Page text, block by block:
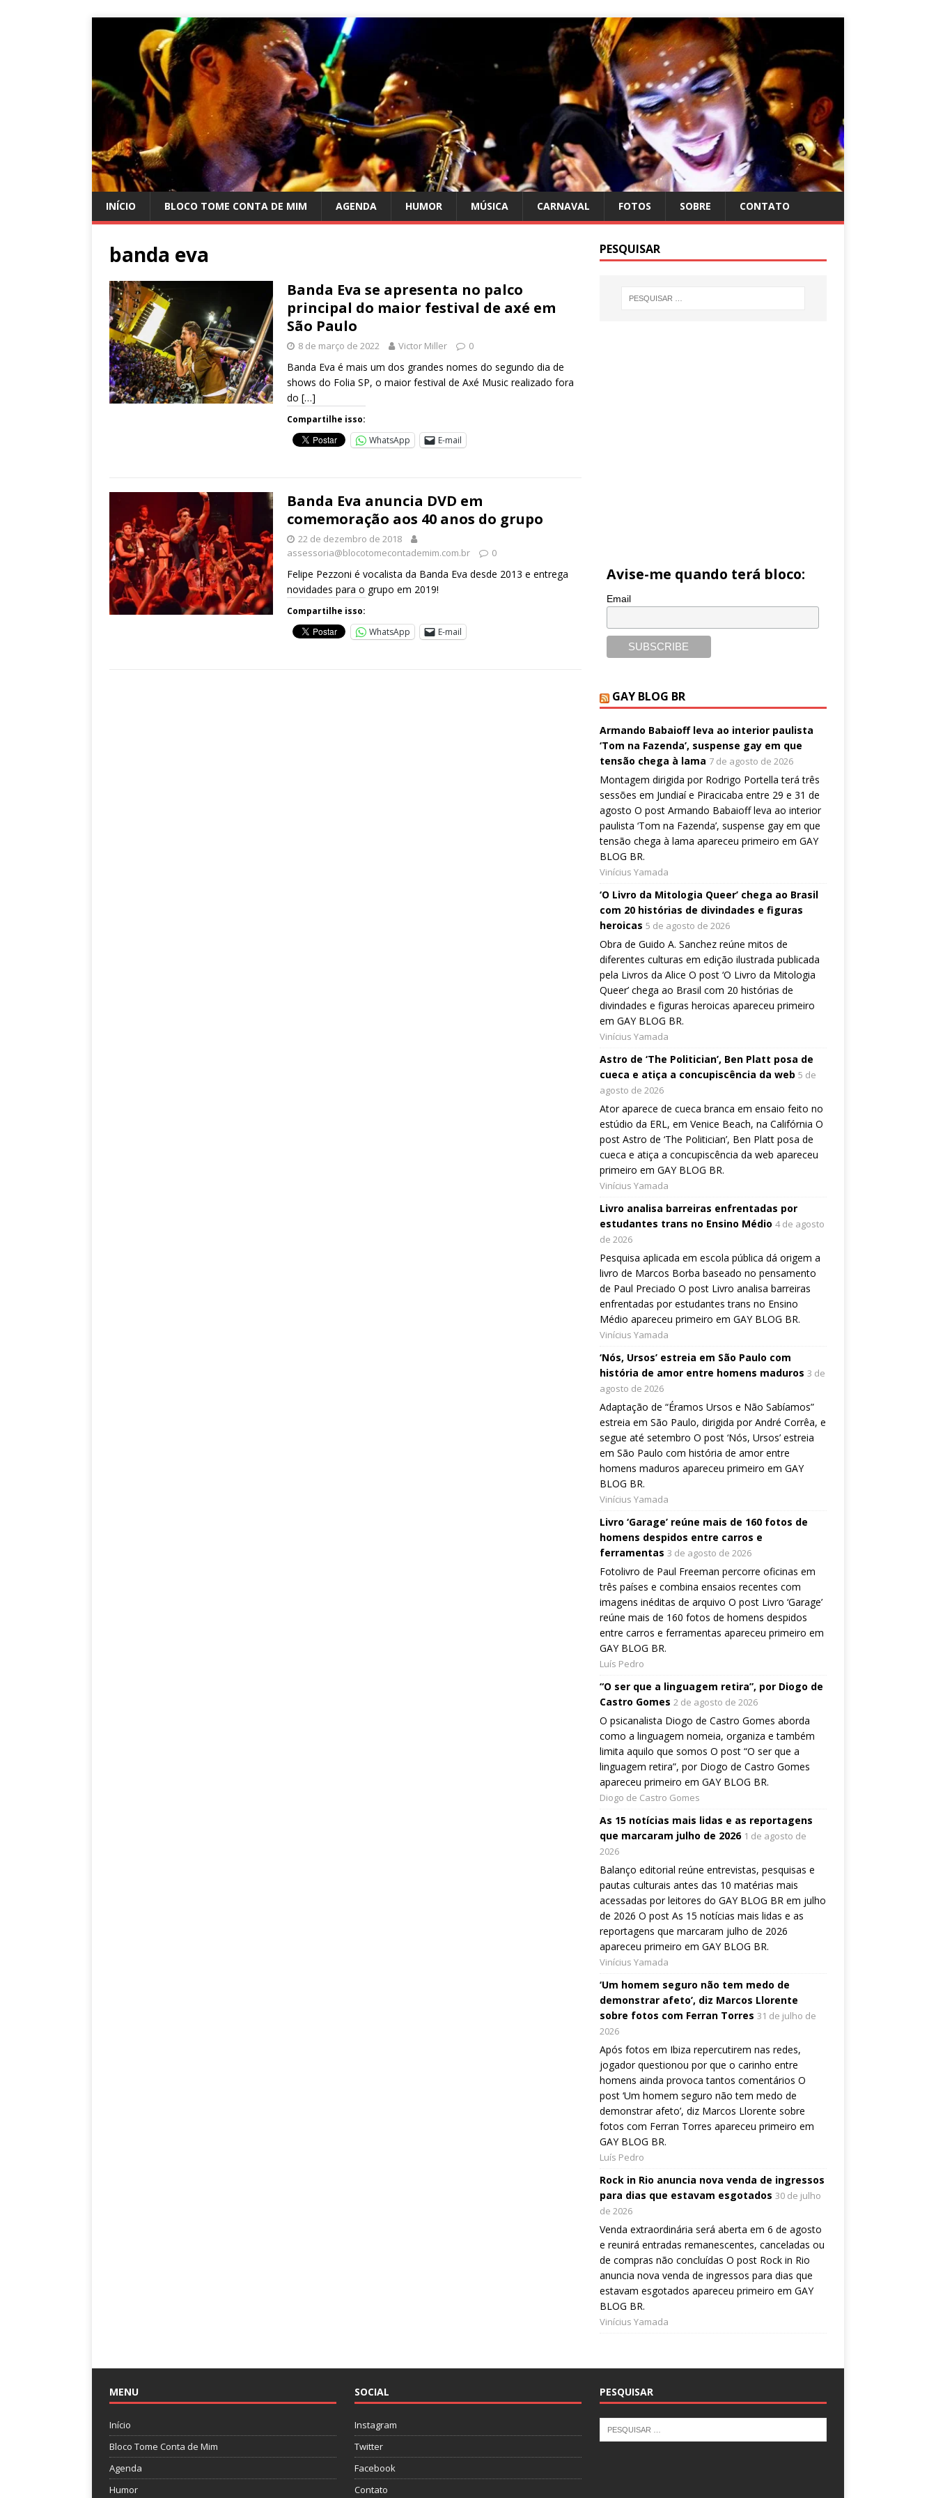
INÍCIO BLOCO TOME CONTA DE MIM AGENDA HUMOR MÚSICA CARNAVAL FOTOS SOBRE CONTATO
banda eva
Banda Eva se apresenta no palco
principal do maior festival de axé em
São Paulo
8 de março de 2022 Victor Miller 0
Banda Eva é mais um dos grandes nomes do segundo dia de
shows do Folia SP, o maior festival de Axé Music realizado fora
do […]
Compartilhe isso:
WhatsApp
E-mail
Banda Eva anuncia DVD em
comemoração aos 40 anos do grupo
22 de dezembro de 2018
assessoria@blocotomecontademim.com.br
0
Felipe Pezzoni é vocalista da Banda Eva desde 2013 e entrega
novidades para o grupo em 2019!
Compartilhe isso:
WhatsApp
E-mail
PESQUISAR
Avise-me quando terá bloco:
Email
GAY BLOG BR
Armando Babaioff leva ao interior paulista
‘Tom na Fazenda’, suspense gay em que
tensão chega à lama 7 de agosto de 2026
Montagem dirigida por Rodrigo Portella terá três
sessões em Jundiaí e Piracicaba entre 29 e 31 de
agosto O post Armando Babaioff leva ao interior
paulista ‘Tom na Fazenda’, suspense gay em que
tensão chega à lama apareceu primeiro em GAY
BLOG BR.
Vinícius Yamada
‘O Livro da Mitologia Queer’ chega ao Brasil
com 20 histórias de divindades e figuras
heroicas 5 de agosto de 2026
Obra de Guido A. Sanchez reúne mitos de
diferentes culturas em edição ilustrada publicada
pela Livros da Alice O post ‘O Livro da Mitologia
Queer’ chega ao Brasil com 20 histórias de
divindades e figuras heroicas apareceu primeiro
em GAY BLOG BR.
Vinícius Yamada
Astro de ‘The Politician’, Ben Platt posa de
cueca e atiça a concupiscência da web 5 de
agosto de 2026
Ator aparece de cueca branca em ensaio feito no
estúdio da ERL, em Venice Beach, na Califórnia O
post Astro de ‘The Politician’, Ben Platt posa de
cueca e atiça a concupiscência da web apareceu
primeiro em GAY BLOG BR.
Vinícius Yamada
Livro analisa barreiras enfrentadas por
estudantes trans no Ensino Médio 4 de agosto
de 2026
Pesquisa aplicada em escola pública dá origem a
livro de Marcos Borba baseado no pensamento
de Paul Preciado O post Livro analisa barreiras
enfrentadas por estudantes trans no Ensino
Médio apareceu primeiro em GAY BLOG BR.
Vinícius Yamada
‘Nós, Ursos’ estreia em São Paulo com
história de amor entre homens maduros 3 de
agosto de 2026
Adaptação de “Éramos Ursos e Não Sabíamos”
estreia em São Paulo, dirigida por André Corrêa, e
segue até setembro O post ‘Nós, Ursos’ estreia
em São Paulo com história de amor entre
homens maduros apareceu primeiro em GAY
BLOG BR.
Vinícius Yamada
Livro ‘Garage’ reúne mais de 160 fotos de
homens despidos entre carros e
ferramentas 3 de agosto de 2026
Fotolivro de Paul Freeman percorre oficinas em
três países e combina ensaios recentes com
imagens inéditas de arquivo O post Livro ‘Garage’
reúne mais de 160 fotos de homens despidos
entre carros e ferramentas apareceu primeiro em
GAY BLOG BR.
Luís Pedro
“O ser que a linguagem retira”, por Diogo de
Castro Gomes 2 de agosto de 2026
O psicanalista Diogo de Castro Gomes aborda
como a linguagem nomeia, organiza e também
limita aquilo que somos O post “O ser que a
linguagem retira”, por Diogo de Castro Gomes
apareceu primeiro em GAY BLOG BR.
Diogo de Castro Gomes
As 15 notícias mais lidas e as reportagens
que marcaram julho de 2026 1 de agosto de
2026
Balanço editorial reúne entrevistas, pesquisas e
pautas culturais antes das 10 matérias mais
acessadas por leitores do GAY BLOG BR em julho
de 2026 O post As 15 notícias mais lidas e as
reportagens que marcaram julho de 2026
apareceu primeiro em GAY BLOG BR.
Vinícius Yamada
‘Um homem seguro não tem medo de
demonstrar afeto’, diz Marcos Llorente
sobre fotos com Ferran Torres 31 de julho de
2026
Após fotos em Ibiza repercutirem nas redes,
jogador questionou por que o carinho entre
homens ainda provoca tantos comentários O
post ‘Um homem seguro não tem medo de
demonstrar afeto’, diz Marcos Llorente sobre
fotos com Ferran Torres apareceu primeiro em
GAY BLOG BR.
Luís Pedro
Rock in Rio anuncia nova venda de ingressos
para dias que estavam esgotados 30 de julho
de 2026
Venda extraordinária será aberta em 6 de agosto
e reunirá entradas remanescentes, canceladas ou
de compras não concluídas O post Rock in Rio
anuncia nova venda de ingressos para dias que
estavam esgotados apareceu primeiro em GAY
BLOG BR.
Vinícius Yamada
MENU
Início
Bloco Tome Conta de Mim
Agenda
Humor
SOCIAL
Instagram
Twitter
Facebook
Contato
PESQUISAR